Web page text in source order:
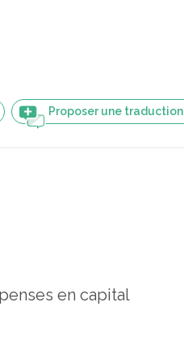
Proposer une traduction
en capital